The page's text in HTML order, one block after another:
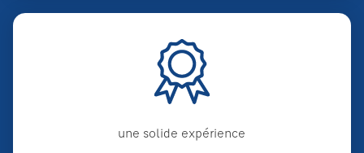
une solide expérience